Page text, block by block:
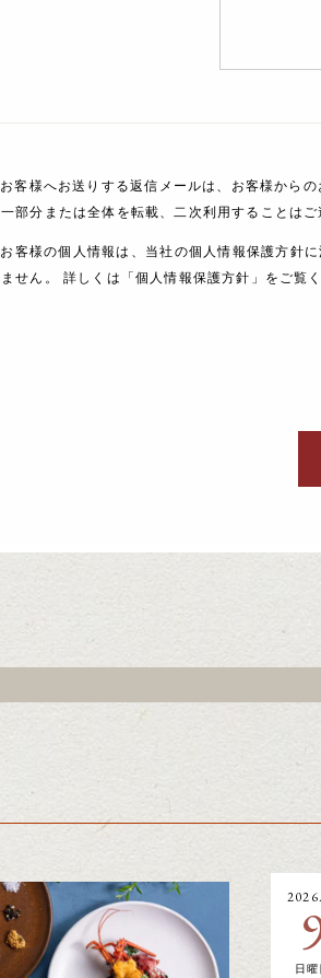
お客様へお送りする返信メールは、お客様から
一部分または全体を転載、二次利用することはご
お客様の個人情報は、当社の個人情報保護方針
ません。 詳しくは「個人情報保護方針」をご覧く
日曜